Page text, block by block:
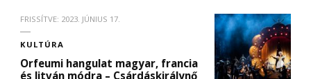
FRISSÍTVE: 2023. JÚNIUS 17.
KULTÚRA
Orfeumi hangulat magyar, francia
és litván módra – Csárdáskirálynő